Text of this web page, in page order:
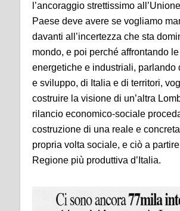
l’ancoraggio strettissimo
Paese deve avere se vogliamo
davanti all’incertezza che sta
mondo, e poi perché affrontando
energetiche e industriali, parlando
e sviluppo, di Italia e di territori,
costruire la visione di un’altra
rilancio economico-sociale
costruzione di una reale e
propria volta sociale, e ciò a
Regione più produttiva d’Italia.